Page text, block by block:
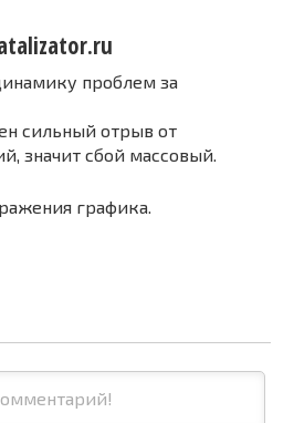
проблем за
сильный отрыв от
значит сбой массовый.
графика.